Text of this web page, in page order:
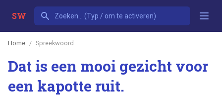
SW
Home Spreekwoord
Dat is een mooi gezicht voor
een kapotte ruit.